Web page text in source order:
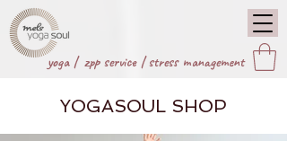
yoga | zpp service|stress management
YOGASOUL SHOP